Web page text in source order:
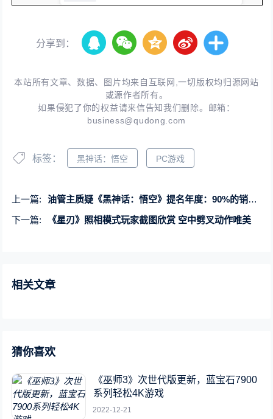
分享到：
本站所有文章、数据、图片均来自互联网,一切版权均归源网站
或源作者所有。
如果侵犯了你的权益请来信告知我们删除。邮箱：
business@qudong.com
标签： 黑神话：悟空 PC游戏
上一篇:
油管主质疑《黑神话：悟空》提名年度：90%的销量来自中国 并没有风靡全球
下一篇:
《星刃》照相模式玩家截图欣赏 空中劈叉动作唯美
相关文章
猜你喜欢
《巫师3》次世代版更新，蓝宝石7900
系列轻松4K游戏
2022-12-21